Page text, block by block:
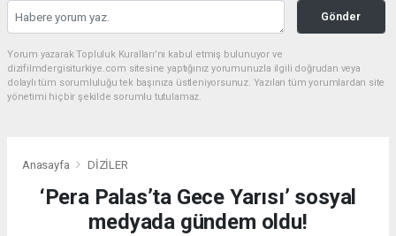
Gönder
Yorum yazarak Topluluk Kuralları’nı kabul etmiş bulunuyor ve
dizifilmdergisiturkiye.com sitesine yaptığınız yorumunuzla ilgili doğrudan veya
dolaylı tüm sorumluluğu tek başınıza üstleniyorsunuz. Yazılan tüm yorumlardan site
yönetimi hiçbir şekilde sorumlu tutulamaz.
Anasayfa DİZİLER
‘Pera Palas’ta Gece Yarısı’ sosyal
medyada gündem oldu!